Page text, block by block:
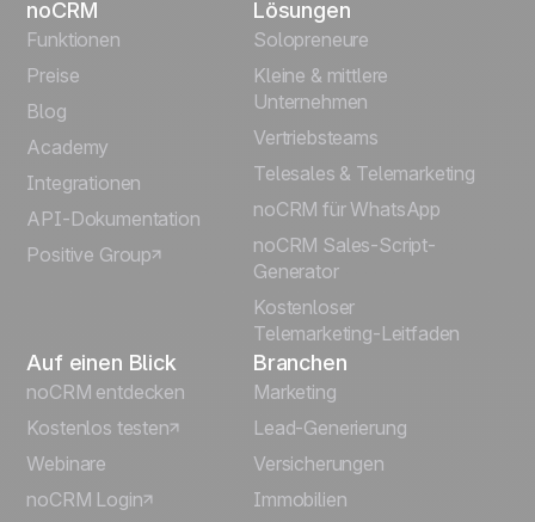
English
Español
Português
Italiano
noCRM
Funktionen
Preise
Blog
Academy
Integrationen
API-Dokumentation
Positive Group
Lösungen
Solopreneure
Kleine & mittlere
Unternehmen
Vertriebsteams
Telesales & Telemarketing
noCRM für WhatsApp
noCRM Sales-Script-
Generator
Kostenloser
Telemarketing-Leitfaden
Auf einen Blick
noCRM entdecken
Kostenlos testen
Webinare
noCRM Login
Branchen
Marketing
Lead-Generierung
Versicherungen
Immobilien